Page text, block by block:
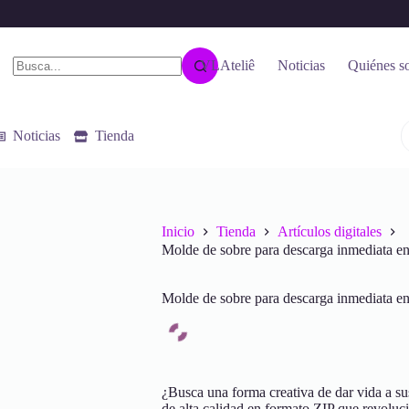
VLAteliê Noticias Quiénes
Noticias Tienda
Inicio Tienda
Artículos digitales
Molde de sobre para descarga inmediata
Molde de sobre para descarga inmediata
¿Busca una forma creativa de dar vida a